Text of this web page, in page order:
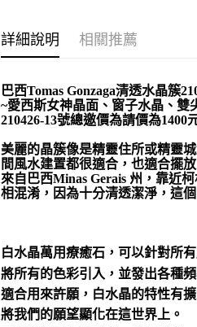
詳細說明 相關推薦
巴西Tomas Gonzaga清透水晶簇
~愛西斯女神晶面、窗子水晶、雙
210426-13號總邀價為請價為1400
美麗的晶簇像是精靈住所或精靈
間風水建置都很適合，也適合擺
來自巴西Minas Gerais 州，靠近
相混淆，因為十分清透潔淨，這
白水晶萬用療癒石，可以針對所
將所有的色彩引入，並發出各種
適合用來許願，白水晶的特性有擴
將我們的願望顯化在這世界上。